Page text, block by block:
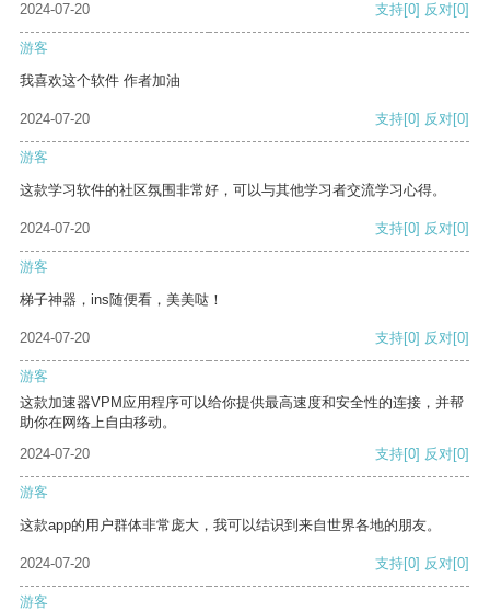
2024-07-20
支持[0] 反对[0]
游客
我喜欢这个软件 作者加油
2024-07-20 支持[0] 反对[0]
游客
这款学习软件的社区氛围非常好，可以与其他学习者交流学习心得。
2024-07-20 支持[0] 反对[0]
游客
梯子神器，ins随便看，美美哒！
2024-07-20 支持[0] 反对[0]
游客
这款加速器VPM应用程序可以给你提供最高速度和安全性的连接，并帮
助你在网络上自由移动。
2024-07-20
支持[0] 反对[0]
游客
这款app的用户群体非常庞大，我可以结识到来自世界各地的朋友。
2024-07-20 支持[0] 反对[0]
游客